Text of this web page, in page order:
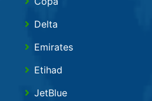
Delta
Emirates
Etihad
JetBlue